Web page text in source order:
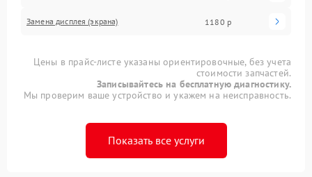
Замена дисплея (экрана) 1180 р
Цены в прайс-листе указаны ориентировочные, без учета
стоимости запчастей.
Записывайтесь на бесплатную диагностику.
Мы проверим ваше устройство и укажем на неисправность.
Показать все услуги